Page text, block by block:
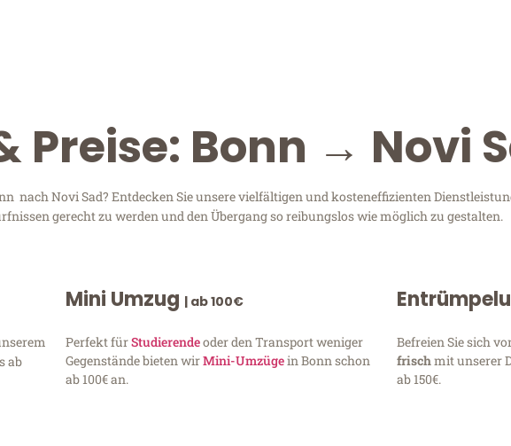
Preise: Bonn → Novi
nach Novi Sad? Entdecken Sie unsere vielfältigen und kosteneffizienten
gerecht zu werden und den Übergang so reibungslos wie möglich zu gestalten.
ab
Mini Umzug | ab 100€
Perfekt fürStudierendeoder den Transport weniger
Gegenstände bieten wirMini-Umzügein Bonn schon
ab 100€ an.
Befreien Sie sich
frischmit unserer
ab 150€.